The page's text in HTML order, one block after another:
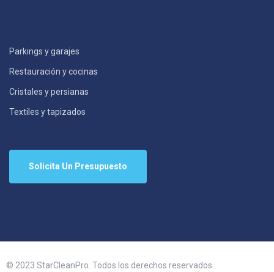
Parkings y garajes
Restauración y cocinas
Cristales y persianas
Textiles y tapizados
Solicita Un Presupuesto
© 2023 StarCleanPro. Todos los derechos reservados.